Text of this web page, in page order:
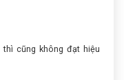
cũng không đạt hiệu